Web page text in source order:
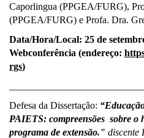
Caporlingua (PPGEA/FURG),
(PPGEA/FURG) e Profa. Dra.
Data/Hora/Local: 25 de
Webconferência (endereço:
rgs)
Defesa da Dissertação:
PAIETS: compreensões sobre o
programa de extensão." discente